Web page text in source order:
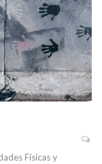
Físicas y